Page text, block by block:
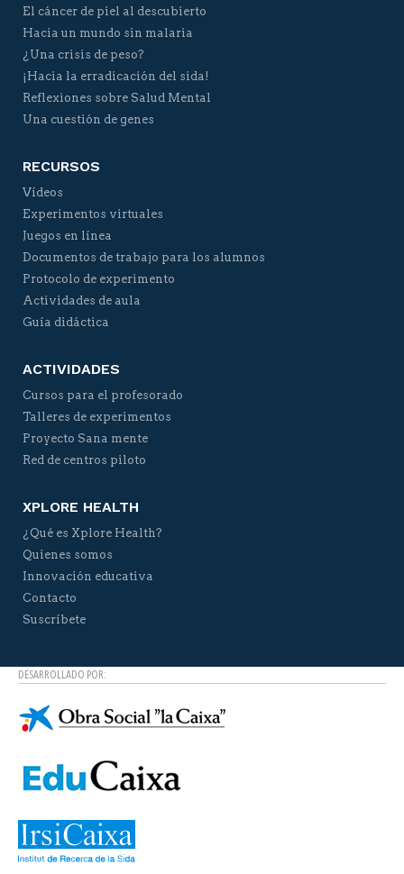
El cáncer de piel al descubierto
Hacia un mundo sin malaria
¿Una crisis de peso?
¡Hacia la erradicación del sida!
Reflexiones sobre Salud Mental
Una cuestión de genes
RECURSOS
Vídeos
Experimentos virtuales
Juegos en línea
Documentos de trabajo para los alumnos
Protocolo de experimento
Actividades de aula
Guía didáctica
ACTIVIDADES
Cursos para el profesorado
Talleres de experimentos
Proyecto Sana mente
Red de centros piloto
XPLORE HEALTH
¿Qué es Xplore Health?
Quienes somos
Innovación educativa
Contacto
Suscríbete
DESARROLLADO POR: